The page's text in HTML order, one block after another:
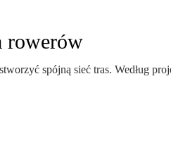
rowerów
spójną sieć tras. Według